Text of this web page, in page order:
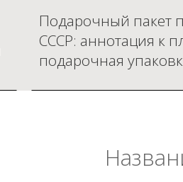
Подарочный пакет
СССР: аннотация к
подарочная